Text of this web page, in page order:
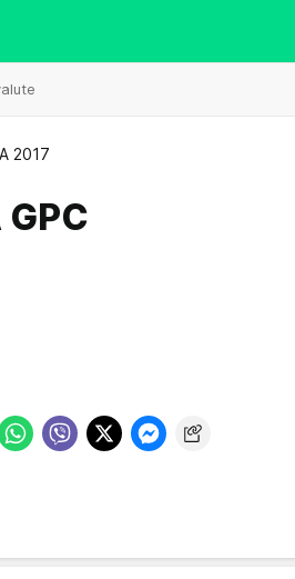
2017